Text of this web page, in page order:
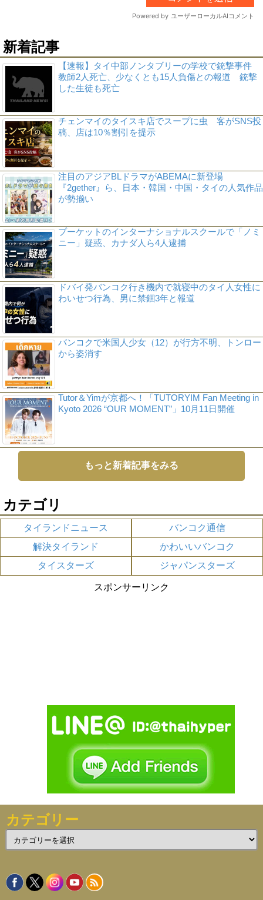
新着記事
【速報】タイ中部ノンタブリーの学校で銃撃事件
教師2人死亡、少なくとも15人負傷との報道 銃撃
した生徒も死亡
チェンマイのタイスキ店でスープに虫 客がSNS投
稿、店は10％割引を提示
注目のアジアBLドラマがABEMAに新登場
『2gether』ら、日本・韓国・中国・タイの人気作品
が勢揃い
プーケットのインターナショナルスクールで「ノミ
ニー」疑惑、カナダ人ら4人逮捕
ドバイ発バンコク行き機内で就寝中のタイ人女性に
わいせつ行為、男に禁錮3年と報道
バンコクで米国人少女（12）が行方不明、トンロー
から姿消す
Tutor＆Yimが京都へ！「TUTORYIM Fan Meeting in
Kyoto 2026 “OUR MOMENT”」10月11日開催
もっと新着記事をみる
カテゴリ
タイランドニュース
バンコク通信
解決タイランド
かわいいバンコク
タイスターズ
ジャパンスターズ
スポンサーリンク
カテゴリー
テ
リ
ー